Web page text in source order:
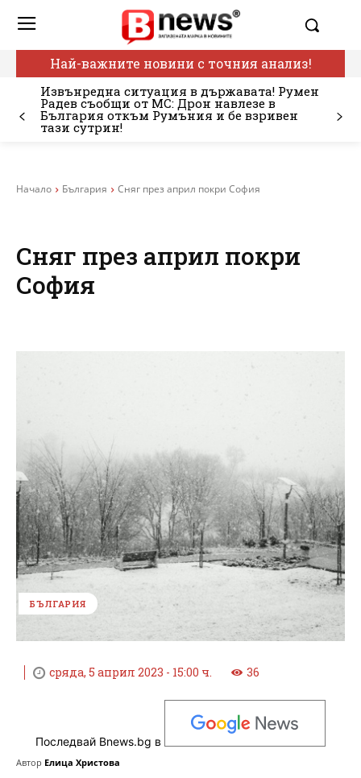
Най-важните новини с точния анализ!
Извънредна ситуация в държавата! Румен
Радев съобщи от МС: Дрон навлезе в
България откъм Румъния и бе взривен
тази сутрин!
Начало България Сняг през април покри София
Сняг през април покри
София
БЪЛГАРИЯ
сряда, 5 април 2023 - 15:00 ч. 36
Последвай Bnews.bg в
Автор Елица Христова